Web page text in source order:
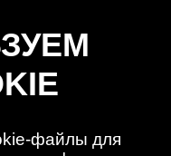
файлы для